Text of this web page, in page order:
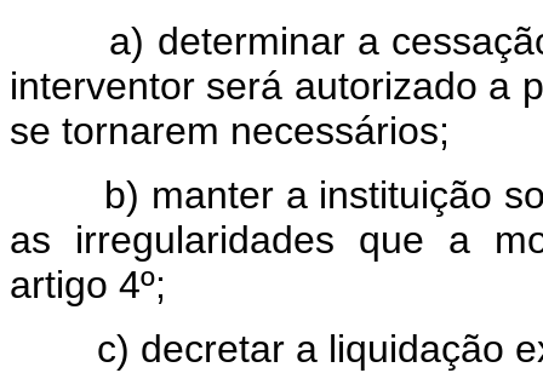
a) determinar a cessação
interventor será autorizado a
se tornarem necessários;
b) manter a instituição
as irregularidades que a
artigo 4º;
c) decretar a liquidação